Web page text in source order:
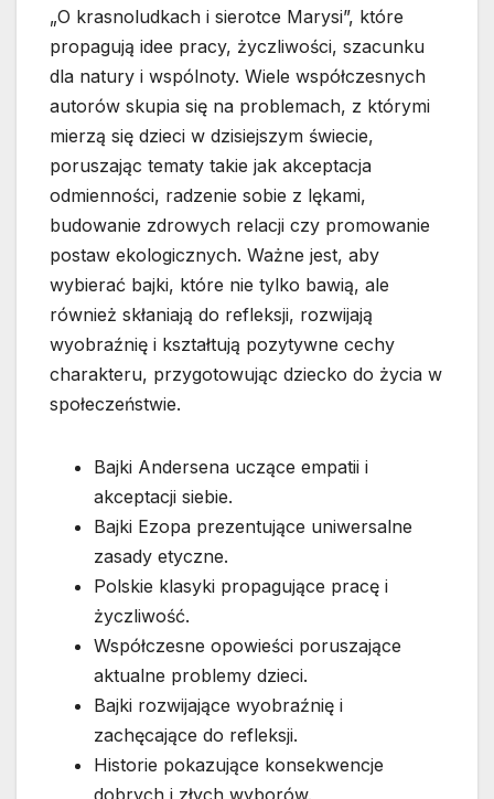
„O krasnoludkach i sierotce Marysi”, które
propagują idee pracy, życzliwości, szacunku
dla natury i wspólnoty. Wiele współczesnych
autorów skupia się na problemach, z którymi
mierzą się dzieci w dzisiejszym świecie,
poruszając tematy takie jak akceptacja
odmienności, radzenie sobie z lękami,
budowanie zdrowych relacji czy promowanie
postaw ekologicznych. Ważne jest, aby
wybierać bajki, które nie tylko bawią, ale
również skłaniają do refleksji, rozwijają
wyobraźnię i kształtują pozytywne cechy
charakteru, przygotowując dziecko do życia w
społeczeństwie.
Bajki Andersena uczące empatii i
akceptacji siebie.
Bajki Ezopa prezentujące uniwersalne
zasady etyczne.
Polskie klasyki propagujące pracę i
życzliwość.
Współczesne opowieści poruszające
aktualne problemy dzieci.
Bajki rozwijające wyobraźnię i
zachęcające do refleksji.
Historie pokazujące konsekwencje